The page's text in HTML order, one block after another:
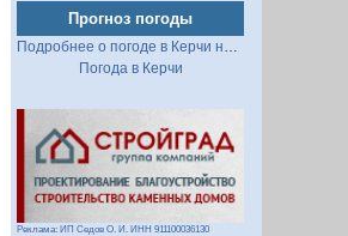
Прогноз погоды
Подробнее о погоде в Керчи на 2 недели
Погода в Керчи
Реклама: ИП Седов О. И. ИНН 911100036130